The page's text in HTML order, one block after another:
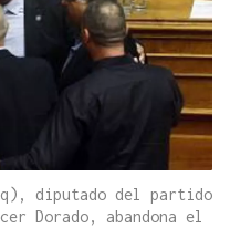
diputado del partido
Dorado, abandona el